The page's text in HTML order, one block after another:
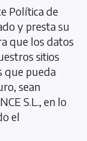
Política de
y presta su
que los datos
sitios
que pueda
sean
S.L., en lo
el